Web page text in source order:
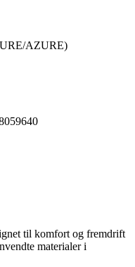
AZURE)
til komfort og fremdrift
materialer i